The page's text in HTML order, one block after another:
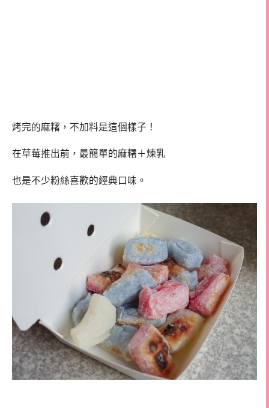
烤完的麻糬，不加料是這個樣子！
在草莓推出前，最簡單的麻糬＋煉乳
也是不少粉絲喜歡的經典口味。